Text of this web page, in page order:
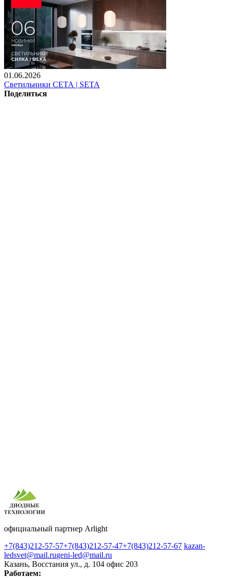
01.06.2026
Светильники СЕТА | SETA
Поделиться
официальный партнер Arlight
+7(843)212-57-57+7(843)212-57-47+7(843)212-57-67 kazan-
ledsvet@mail.rugeni-led@mail.ru
Казань, Восстания ул., д. 104 офис 203
Работаем: